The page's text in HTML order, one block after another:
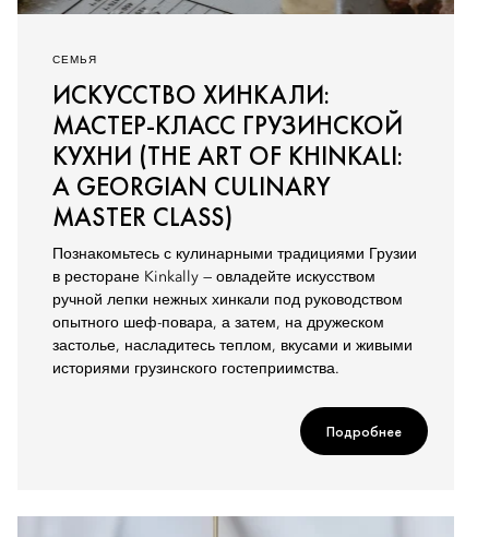
СЕМЬЯ
ИСКУССТВО ХИНКАЛИ:
МАСТЕР-КЛАСС ГРУЗИНСКОЙ
КУХНИ (THE ART OF KHINKALI:
A GEORGIAN CULINARY
MASTER CLASS)
Познакомьтесь с кулинарными традициями Грузии
в ресторане Kinkally — овладейте искусством
ручной лепки нежных хинкали под руководством
опытного шеф-повара, а затем, на дружеском
застолье, насладитесь теплом, вкусами и живыми
историями грузинского гостеприимства.
Подробнее